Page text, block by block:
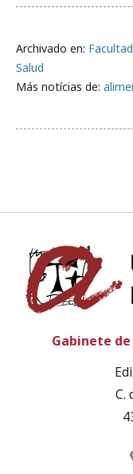
Archivado en:
Salud
Más notícias de:
Gabinete
C.